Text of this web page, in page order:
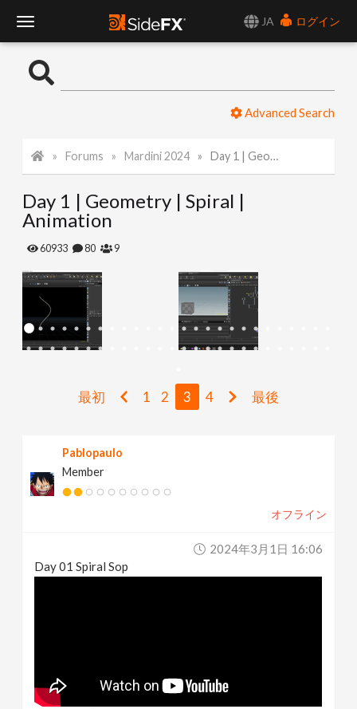
JA
ログイン
o
l
e
N
a
Advanced Search
Forums Mardini 2024 Day 1 | Geometry | Spiral | Animation
Day 1 | Geometry | Spiral |
Animation
60933 80 9
最初 1 2 3 4 最後
Pablopaulo
Member
オフライン
2024年3月1日 16:06
Day 01 Spiral Sop